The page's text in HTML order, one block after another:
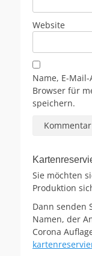
Website
Name, E-
Browser für
speichern.
Sie möchten
Produktion
Dann senden
Namen, der
Corona